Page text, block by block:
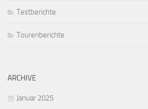
Testberichte
Tourenberichte
ARCHIVE
Januar 2025